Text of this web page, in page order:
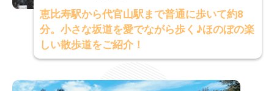
恵比寿駅から代官山駅まで普通に歩いて約8
分。小さな坂道を愛でながら歩く♪ほのぼの楽
しい散歩道をご紹介！